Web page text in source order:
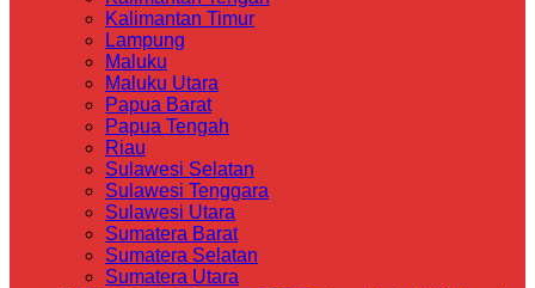
Kalimantan Timur
Lampung
Maluku
Maluku Utara
Papua Barat
Papua Tengah
Riau
Sulawesi Selatan
Sulawesi Tenggara
Sulawesi Utara
Sumatera Barat
Sumatera Selatan
Sumatera Utara